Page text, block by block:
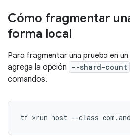
Cómo fragmentar
forma local
Para fragmentar una prueba en
agrega la opción
--shard-count
comandos.